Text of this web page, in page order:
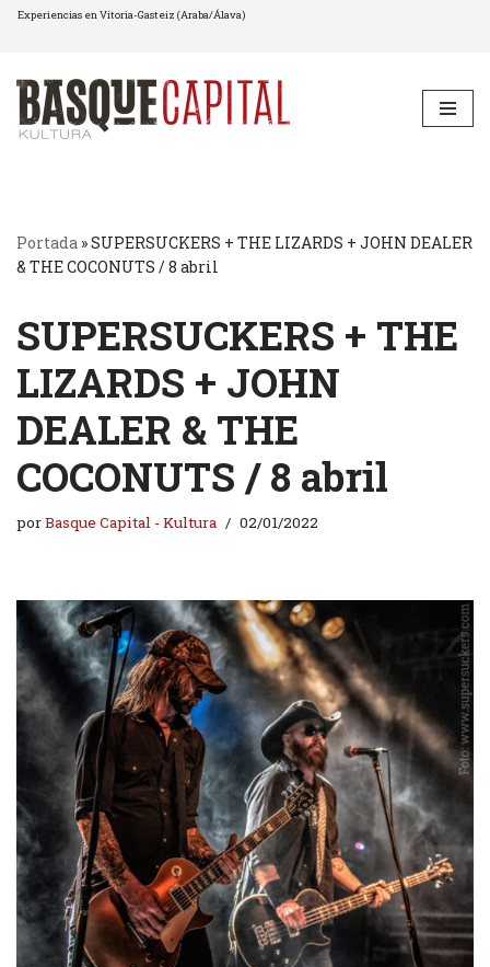
al
contenido
Experiencias en Vitoria-Gasteiz (Araba/Álava)
Portada »SUPERSUCKERS + THE LIZARDS + JOHN DEALER
& THE COCONUTS / 8 abril
SUPERSUCKERS + THE
LIZARDS + JOHN
DEALER & THE
COCONUTS / 8 abril
porBasque Capital - Kultura 02/01/2022